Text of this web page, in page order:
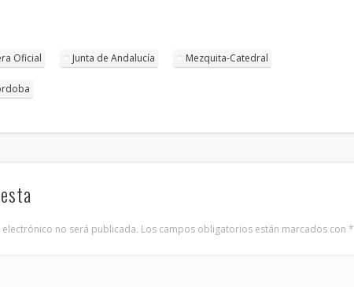
Oficial Junta de Andalucía Mezquita-Catedral
no será publicada. Los campos obligatorios están marcados con*